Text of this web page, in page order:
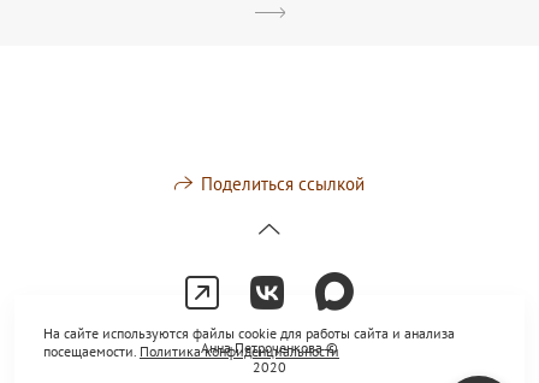
Поделиться ссылкой
Анна Петроченкова ©
2020
На сайте используются файлы cookie для работы сайта и анализа
посещаемости. Политика конфиденциальности